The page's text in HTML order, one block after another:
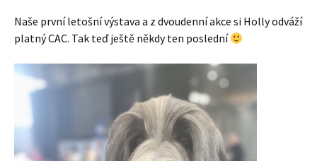
Naše první letošní výstava a z dvoudenní akce si Holly odváží
platný CAC. Tak teď ještě někdy ten poslední